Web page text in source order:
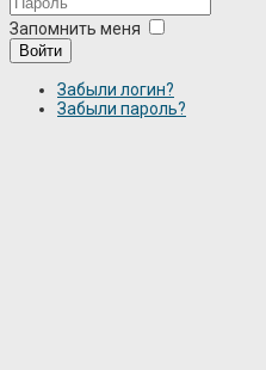
Запомнить меня
Войти
Забыли логин?
Забыли пароль?